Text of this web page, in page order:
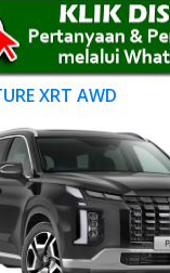
XRT AWD